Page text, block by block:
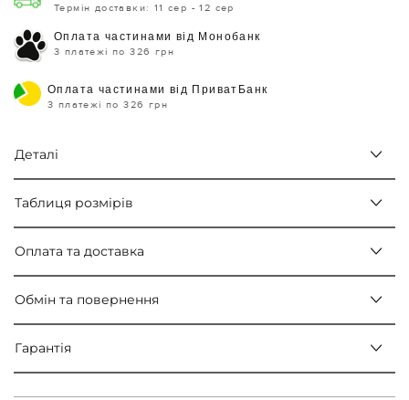
Термін доставки: 11 сер - 12 сер
Оплата частинами від Монобанк
3 платежі по 326 грн
Оплата частинами від ПриватБанк
3 платежі по 326 грн
Деталі
Таблиця розмірів
Оплата та доставка
Обмін та повернення
Гарантія